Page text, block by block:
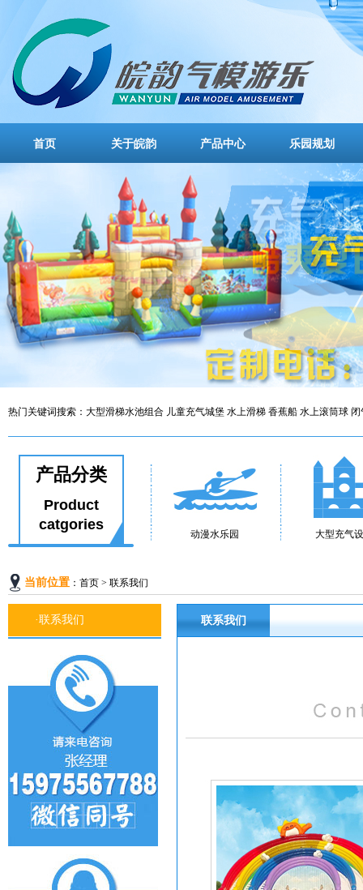
首页 关于皖韵 产品中心 乐园规划
热门关键词搜索： 大型滑梯水池组合 儿童充气城堡 水上滑梯 香蕉船 水上滚筒球 闭
产品分类
Product
catgories
动漫水乐园 大型充气
当前位置 ： 首页 > 联系我们
·联系我们 联系我们